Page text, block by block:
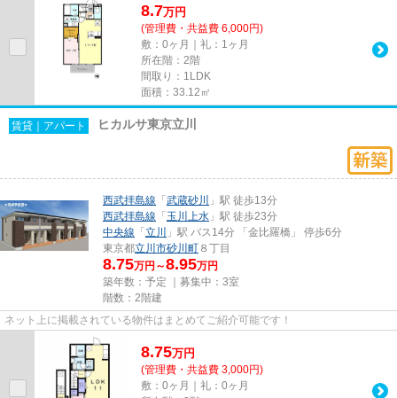
8.7万円
(管理費・共益費 6,000円)
敷：0ヶ月｜礼：1ヶ月
所在階：2階
間取り：1LDK
面積：33.12㎡
賃貸｜アパート ヒカルサ東京立川
西武拝島線 「武蔵砂川
」駅 徒歩13分
西武拝島線 「玉川上水 」駅 徒歩23分
中央線 「立川
」駅 バス14分 「金比羅橋」 停歩6分
東京都立川市砂川町 ８丁目
8.75万円～8.95万円
築年数：予定 ｜募集中： 3室
階数：2階建
ネット上に掲載されている物件はまとめてご紹介可能です！
8.75万円
(管理費・共益費 3,000円)
敷：0ヶ月｜礼：0ヶ月